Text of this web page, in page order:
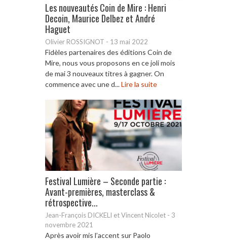
Les nouveautés Coin de Mire : Henri
Decoin, Maurice Delbez et André
Haguet
Olivier ROSSIGNOT - 13 mai 2022
Fidèles partenaires des éditions Coin de
Mire, nous vous proposons en ce joli mois
de mai 3 nouveaux titres à gagner. On
commence avec une d...Lire la suite
Festival Lumière – Seconde partie :
Avant-premières, masterclass &
rétrospective...
Jean-François DICKELI et Vincent Nicolet - 3
novembre 2021
Après avoir mis l’accent sur Paolo